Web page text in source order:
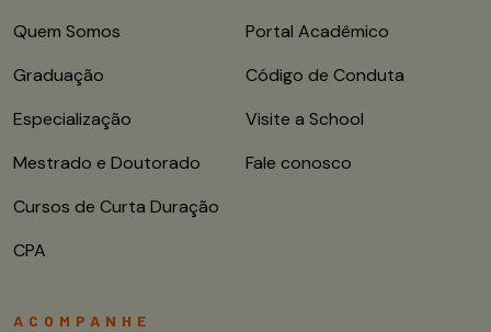
Quem Somos
Graduação
Especialização
Mestrado e Doutorado
Cursos de Curta Duração
CPA
Portal Acadêmico
Código de Conduta
Visite a School
Fale conosco
ACOMPANHE